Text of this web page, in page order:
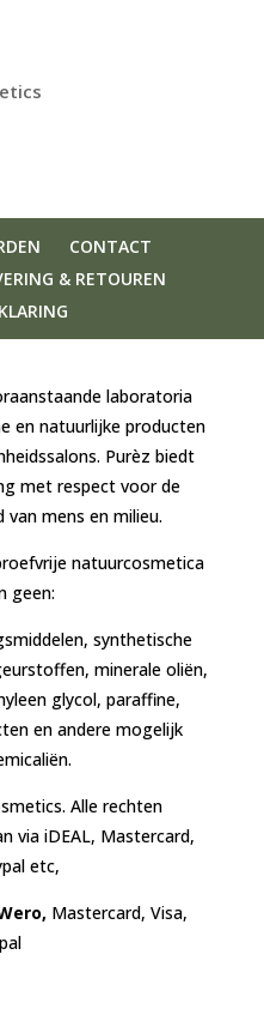
CONTACT
& RETOUREN
laboratoria
en natuurlijke producten
Purèz biedt
met respect voor de
mens en milieu.
natuurcosmetica
geen:
synthetische
minerale oliën,
glycol, paraffine,
en andere mogelijk
Alle rechten
via iDEAL, Mastercard,
etc,
Mastercard, Visa,